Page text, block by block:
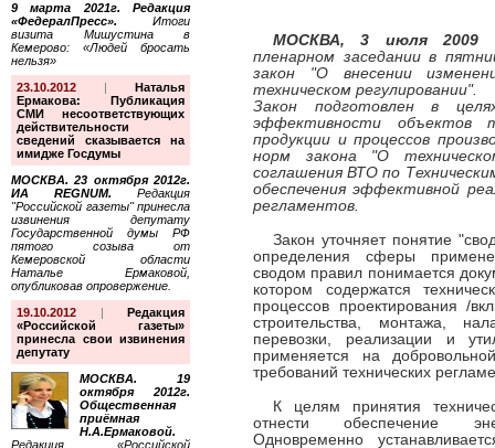
9 марта 2021г. Редакция
«ФедералПресс».
Итоги
визита Мишустина в
Кемерово: «Людей бросать
нельзя»
23.10.2012 |Наталья
Ермакова: Публикация
СМИ несоответствующих
действительности
сведений сказывается на
имидже Госдумы
МОСКВА. 23 октября 2012г.
ИА REGNUM. Редакция
"Российской газеты" принесла
извинения депутату
Государственной думы РФ
пятого созыва от
Кемеровской области
Наталье Ермаковой,
опубликовав опровержение.
19.10.2012 |Редакция
«Российской газеты»
принесла свои извинения
депутату
МОСКВА. 19
октября 2012г.
Общественная
приёмная
Н.А.Ермаковой.
Редакция «Российской
МОСКВА, 3 июля 2009
пленарном заседании в
закон "О внесении
техническом регулировании".
Закон подготовлен в
эффективности объектов
продукции и процессов
норм закона "О
соглашения ВТО по
обеспечения эффективной
регламентов.
Закон уточняет понятие
определения сферы
сводом правил понимается
котором содержатся
процессов проектирования /
строительства, монтажа,
перевозки, реализации и
применяется на
требований технических
К целям принятия
отнести обеспечение
Одновременно